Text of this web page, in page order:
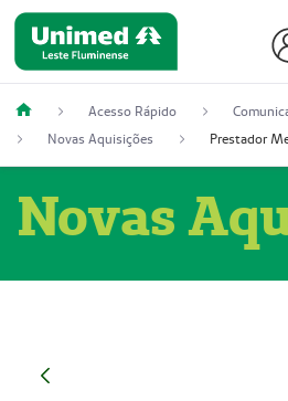
Acesso Rápido
Novas Aquisições
Novas